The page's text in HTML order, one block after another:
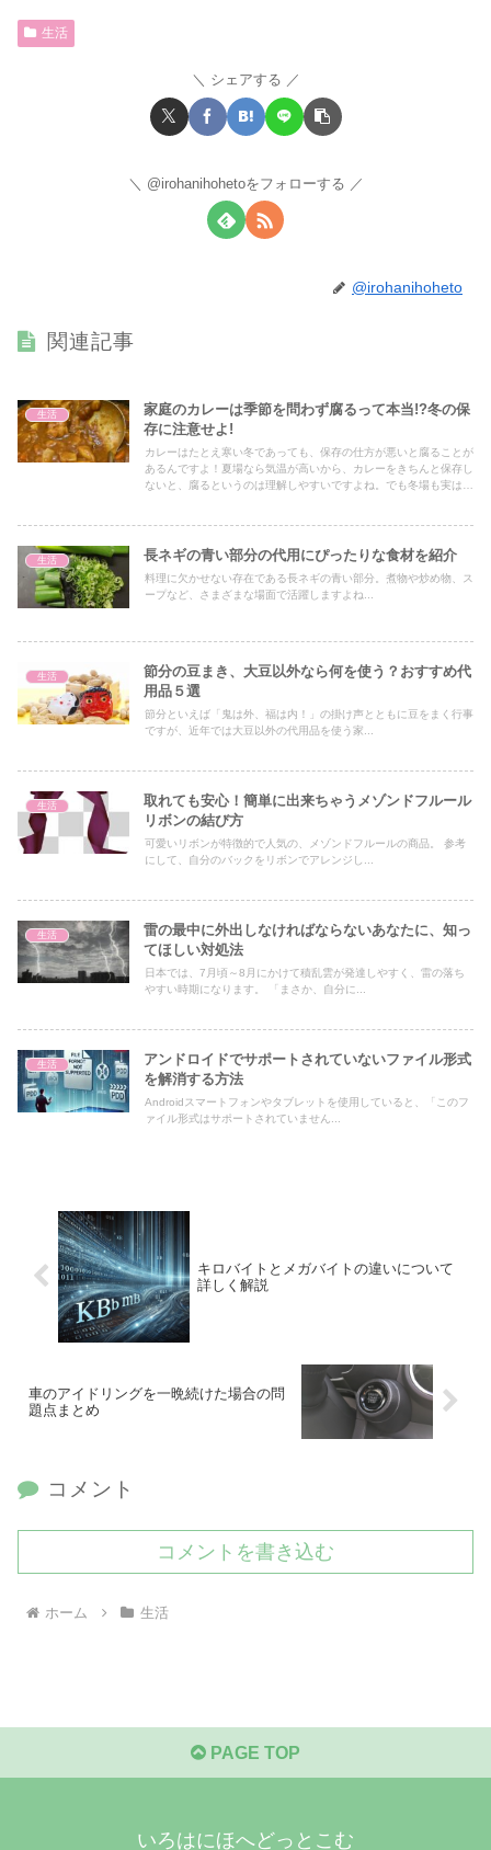
生活
シェアする
@irohanihohetoをフォローする
@irohanihoheto
関連記事
生活
家庭のカレーは季節を問わず腐るって本当!?冬の保
存に注意せよ!
カレーはたとえ寒い冬であっても、保存の仕方が悪いと腐ることが
あるんですよ！夏場なら気温が高いから、カレーをきちんと保存し
ないと、腐るというのは理解しやすいですよね。でも冬場も実は油
生活 長ネギの青い部分の代用にぴったりな食材を紹介
料理に欠かせない存在である長ネギの青い部分。煮物や炒め物、ス
ープなど、さまざまな場面で活躍しますよね...
生活
節分の豆まき、大豆以外なら何を使う？おすすめ代
用品５選
節分といえば「鬼は外、福は内！」の掛け声とともに豆をまく行事
ですが、近年では大豆以外の代用品を使う家...
生活
取れても安心！簡単に出来ちゃうメゾンドフルール
リボンの結び方
可愛いリボンが特徴的で人気の、メゾンドフルールの商品。 参考
にして、自分のバックをリボンでアレンジし...
生活
雷の最中に外出しなければならないあなたに、知っ
てほしい対処法
日本では、7月頃～8月にかけて積乱雲が発達しやすく、雷の落ち
やすい時期になります。 「まさか、自分に...
生活
アンドロイドでサポートされていないファイル形式
を解消する方法
Androidスマートフォンやタブレットを使用していると、「このフ
ァイル形式はサポートされていません...
キロバイトとメガバイトの違いについて
詳しく解説
車のアイドリングを一晩続けた場合の問
題点まとめ
コメント
コメントを書き込む
ホーム 生活
PAGE TOP
いろはにほへどっとこむ